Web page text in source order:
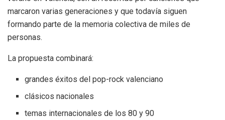
marcaron varias generaciones y que todavía siguen
formando parte de la memoria colectiva de miles de
personas.
La propuesta combinará:
grandes éxitos del pop-rock valenciano
clásicos nacionales
temas internacionales de los 80 y 90